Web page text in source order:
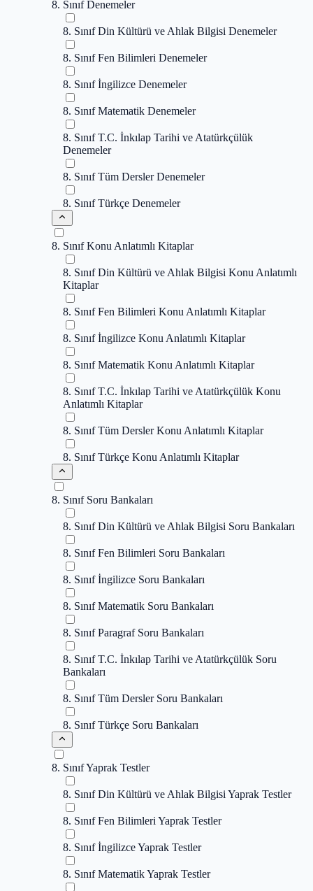
8. Sınıf Denemeler
8. Sınıf Din Kültürü ve Ahlak Bilgisi Denemeler
8. Sınıf Fen Bilimleri Denemeler
8. Sınıf İngilizce Denemeler
8. Sınıf Matematik Denemeler
8. Sınıf T.C. İnkılap Tarihi ve Atatürkçülük
Denemeler
8. Sınıf Tüm Dersler Denemeler
8. Sınıf Türkçe Denemeler
8. Sınıf Konu Anlatımlı Kitaplar
8. Sınıf Din Kültürü ve Ahlak Bilgisi Konu Anlatımlı
Kitaplar
8. Sınıf Fen Bilimleri Konu Anlatımlı Kitaplar
8. Sınıf İngilizce Konu Anlatımlı Kitaplar
8. Sınıf Matematik Konu Anlatımlı Kitaplar
8. Sınıf T.C. İnkılap Tarihi ve Atatürkçülük Konu
Anlatımlı Kitaplar
8. Sınıf Tüm Dersler Konu Anlatımlı Kitaplar
8. Sınıf Türkçe Konu Anlatımlı Kitaplar
8. Sınıf Soru Bankaları
8. Sınıf Din Kültürü ve Ahlak Bilgisi Soru Bankaları
8. Sınıf Fen Bilimleri Soru Bankaları
8. Sınıf İngilizce Soru Bankaları
8. Sınıf Matematik Soru Bankaları
8. Sınıf Paragraf Soru Bankaları
8. Sınıf T.C. İnkılap Tarihi ve Atatürkçülük Soru
Bankaları
8. Sınıf Tüm Dersler Soru Bankaları
8. Sınıf Türkçe Soru Bankaları
8. Sınıf Yaprak Testler
8. Sınıf Din Kültürü ve Ahlak Bilgisi Yaprak Testler
8. Sınıf Fen Bilimleri Yaprak Testler
8. Sınıf İngilizce Yaprak Testler
8. Sınıf Matematik Yaprak Testler